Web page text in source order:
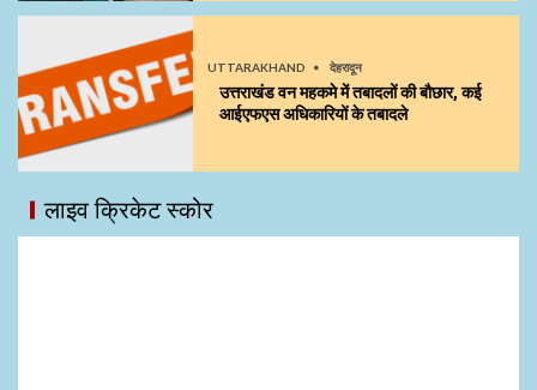
UTTARAKHAND देहरादून
उत्तराखंड वन महकमे में तबादलों की बौछार, कई
आईएफएस अधिकारियों के तबादले
लाइव क्रिकेट स्कोर